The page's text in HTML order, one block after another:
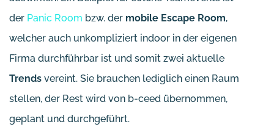
der Panic Room bzw. der mobile Escape Room,
welcher auch unkompliziert indoor in der eigenen
Firma durchführbar ist und somit zwei aktuelle
Trends vereint. Sie brauchen lediglich einen Raum
stellen, der Rest wird von b-ceed übernommen,
geplant und durchgeführt.